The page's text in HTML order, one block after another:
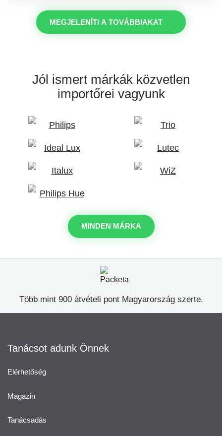
MEGJELENÍTI A TOVÁBBIAKAT
Jól ismert márkák közvetlen
importőrei vagyunk
MINDEN MÁRKA
Több mint 900 átvételi pont Magyarország szerte.
Tanácsot adunk Önnek
Elérhetőség
Magazin
Tanácsadás